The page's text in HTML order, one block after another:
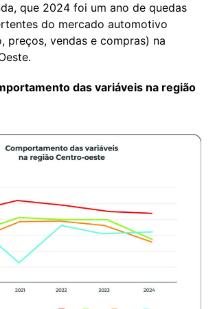
que 2024 foi um ano de quedas
do mercado automotivo
preços, vendas e compras) na
das variáveis na região